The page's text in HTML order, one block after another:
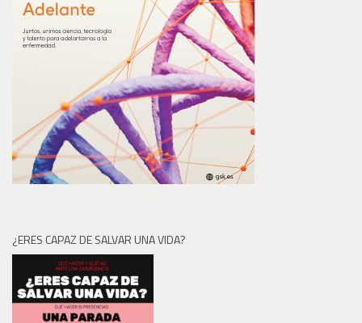
¿ERES CAPAZ DE SALVAR UNA VIDA?